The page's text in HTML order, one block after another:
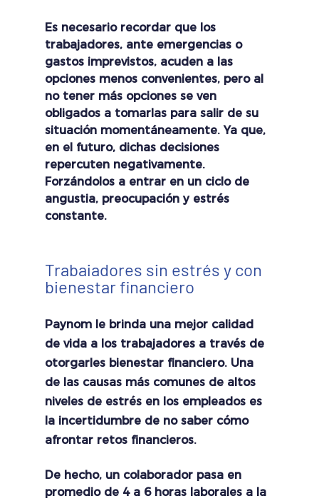
Es necesario recordar que los
trabajadores, ante emergencias o
gastos imprevistos, acuden a las
opciones menos convenientes, pero al
no tener más opciones se ven
obligados a tomarlas para salir de su
situación momentáneamente. Ya que,
en el futuro, dichas decisiones
repercuten negativamente.
Forzándolos a entrar en un ciclo de
angustia, preocupación y estrés
constante.
Trabajadores sin estrés y con
bienestar financiero
Paynom le brinda una mejor calidad
de vida a los trabajadores a través de
otorgarles bienestar financiero. Una
de las causas más comunes de altos
niveles de estrés en los empleados es
la incertidumbre de no saber cómo
afrontar retos financieros.
De hecho, un colaborador pasa en
promedio de 4 a 6 horas laborales a la